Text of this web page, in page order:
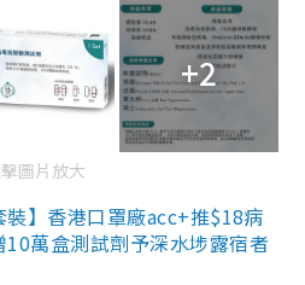
+2
圖片放大
】香港口罩廠acc+推$18病
萬盒測試劑予深水埗露宿者